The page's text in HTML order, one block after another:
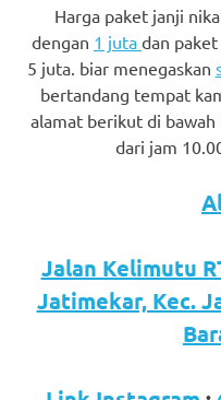
watches.
24
Hours
Discover
More
Harga paket janji
dengan 1 juta dan
5 juta. biar menegaskan
bertandang tempat
alamat berikut di
dari jam
Jalan Kelimutu
Jatimekar, Kec.